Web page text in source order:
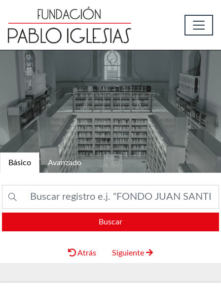
Básico Avanzado
Buscar
Atrás Siguiente